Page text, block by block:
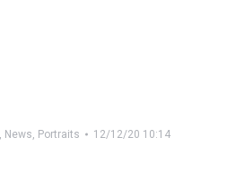
News Portraits 12/12/20 10:14